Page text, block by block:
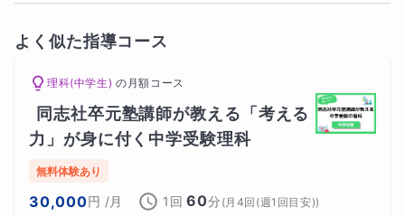
て進めていくのか？または今通っている塾のサポートの形
で進めていくのか？もご相談させていただければと思いま
す。
また、授業後には保護者様宛に授業報告書を送付
ます。
よく似た指導コース
理科(中学生) の 月額コース
同志社卒元塾講師が教える「考える
力」が身に付く中学受験理科
無料体験あり
30,000円 /月 1回 60分 (月4回(週1回目安))